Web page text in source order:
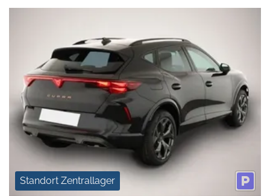
Standort Zentrallager